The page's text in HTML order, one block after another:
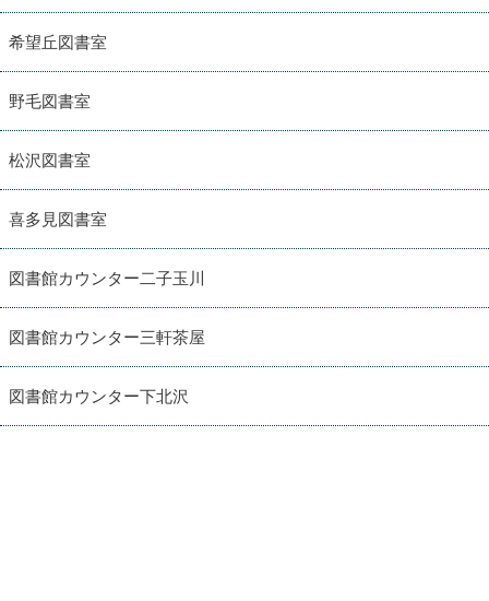
希望丘図書室
野毛図書室
松沢図書室
喜多見図書室
図書館カウンター二子玉川
図書館カウンター三軒茶屋
図書館カウンター下北沢